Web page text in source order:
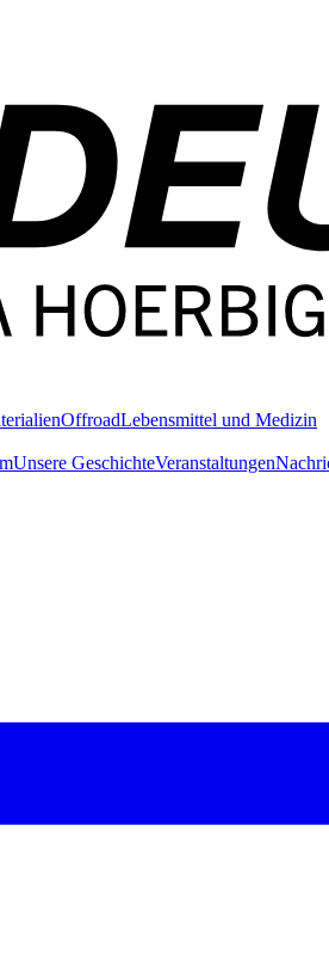
OffroadLebensmittel und Medizin
Unsere GeschichteVeranstaltungen